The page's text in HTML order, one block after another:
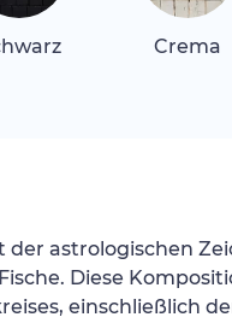
Crema
der astrologischen
Diese
einschließlich